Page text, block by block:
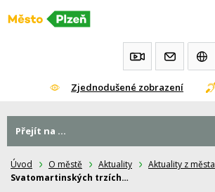
Přeskočit
Zjednodušené zobrazení
Úvod O městě Aktuality Aktuality z města
Svatomartinských trzích…
Přejít na ...